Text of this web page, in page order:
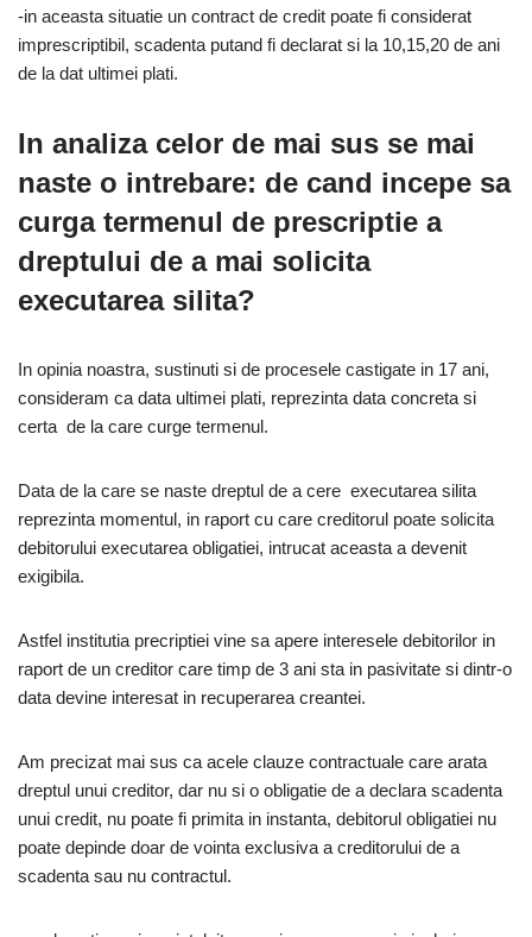
-in aceasta situatie un contract de credit poate fi considerat
imprescriptibil, scadenta putand fi declarat si la 10,15,20 de ani
de la dat ultimei plati.
In analiza celor de mai sus se mai
naste o intrebare: de cand incepe sa
curga termenul de prescriptie a
dreptului de a mai solicita
executarea silita?
In opinia noastra, sustinuti si de procesele castigate in 17 ani,
consideram ca data ultimei plati, reprezinta data concreta si
certa de la care curge termenul.
Data de la care se naste dreptul de a cere executarea silita
reprezinta momentul, in raport cu care creditorul poate solicita
debitorului executarea obligatiei, intrucat aceasta a devenit
exigibila.
Astfel institutia precriptiei vine sa apere interesele debitorilor in
raport de un creditor care timp de 3 ani sta in pasivitate si dintr-o
data devine interesat in recuperarea creantei.
Am precizat mai sus ca acele clauze contractuale care arata
dreptul unui creditor, dar nu si o obligatie de a declara scadenta
unui credit, nu poate fi primita in instanta, debitorul obligatiei nu
poate depinde doar de vointa exclusiva a creditorului de a
scadenta sau nu contractul.